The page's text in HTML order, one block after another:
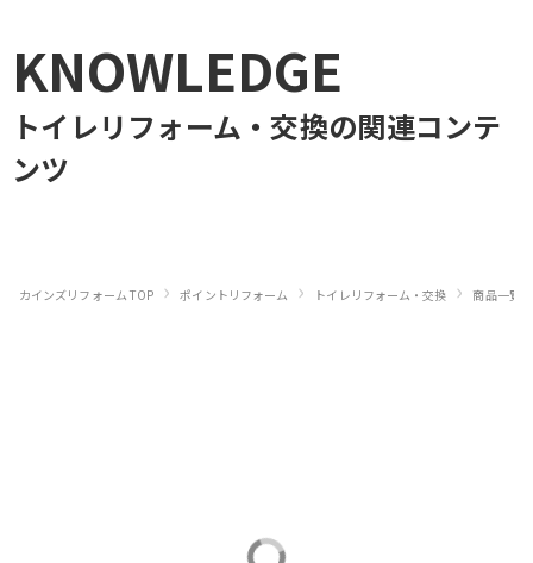
KNOWLEDGE
トイレリフォーム・交換の関連コンテ
ンツ
カインズリフォーム TOP › ポイントリフォーム › トイレリフォーム・交換 › 商品一覧